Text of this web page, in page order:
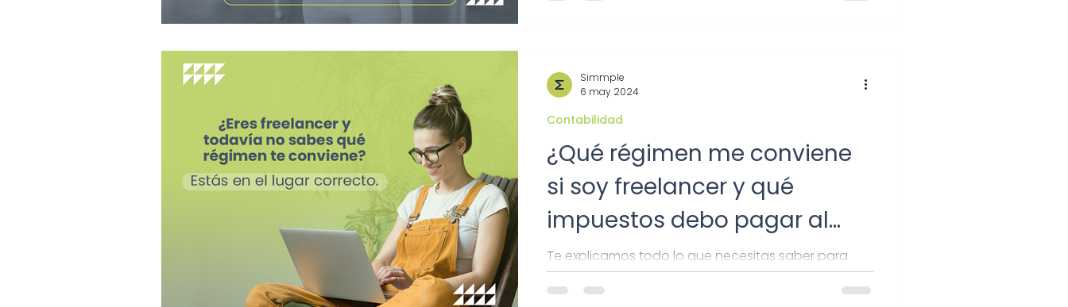
¿Qué régimen me conviene
si soy freelancer y qué
impuestos debo pagar al
SAT?
Te explicamos todo lo que necesitas saber para
estar al día con tus obligaciones fiscales y elegir el
régimen más adecuado como freelancer.
Contabilidad
Simmple
6 may 2024